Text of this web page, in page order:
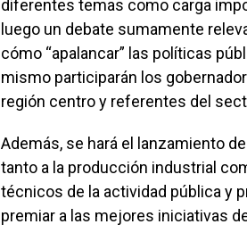
diferentes temas como carga
luego un debate sumamente
cómo “apalancar” las políticas
mismo participarán los
región centro y referentes del
Además, se hará el lanzamiento
tanto a la producción industrial
técnicos de la actividad pública y
premiar a las mejores iniciativas